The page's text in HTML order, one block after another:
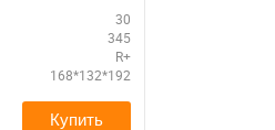
30
345
R+
168*132*192
Купить